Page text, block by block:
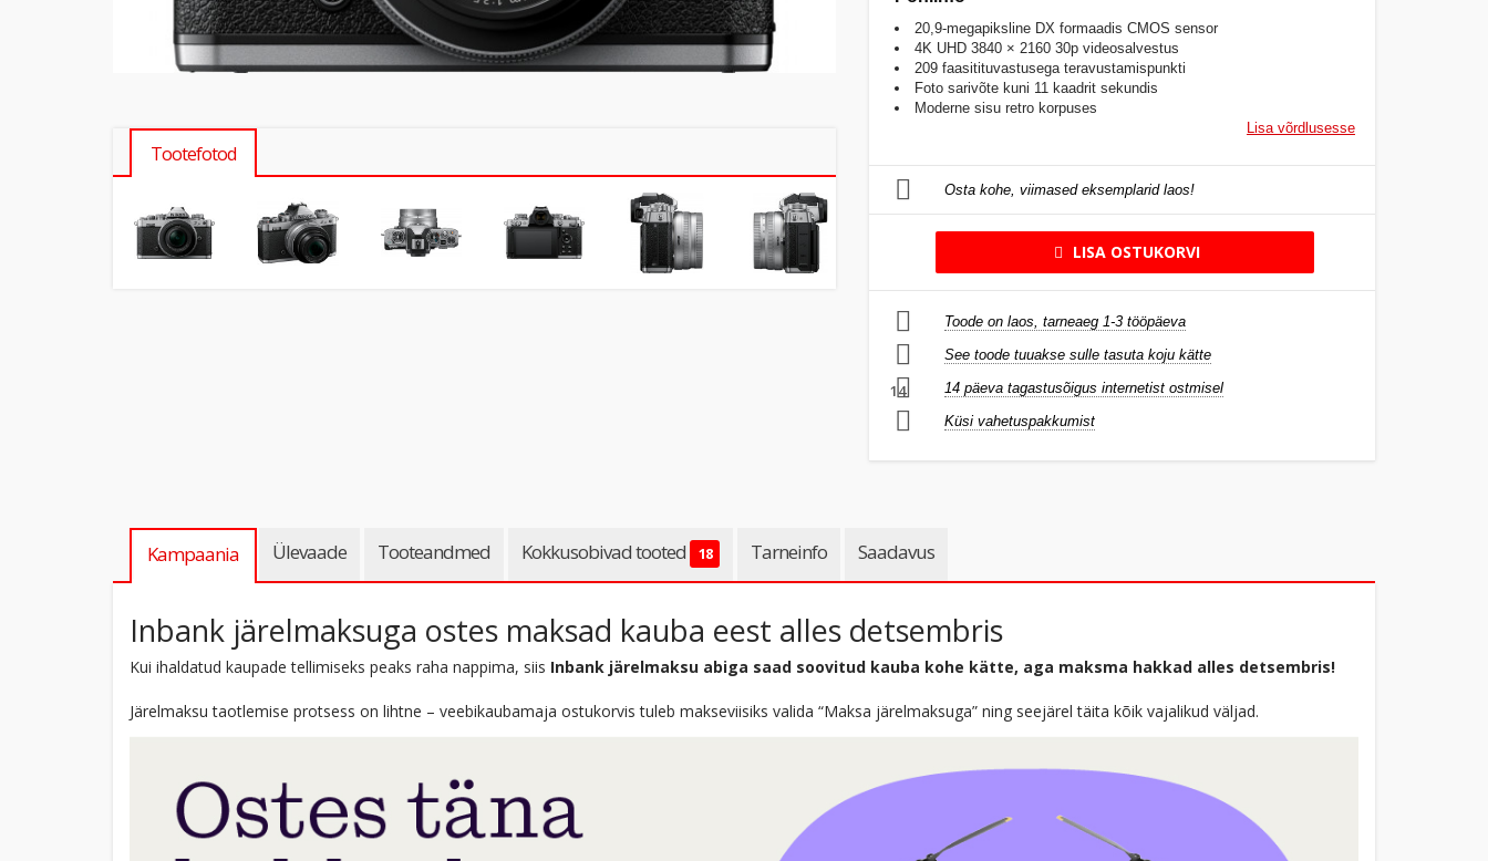
Tootefotod
20,9-megapiksline DX formaadis CMOS sensor
4K UHD 3840 × 2160 30p videosalvestus
209 faasitituvastusega teravustamispunkti
Foto sarivõte kuni 11 kaadrit sekundis
Moderne sisu retro korpuses
Lisa võrdlusesse
Osta kohe, viimased eksemplarid laos!
LISA OSTUKORVI
Toode on laos, tarneaeg 1-3 tööpäeva
See toode tuuakse sulle tasuta koju kätte
14
14 päeva tagastusõigus internetist ostmisel
Küsi vahetuspakkumist
Kampaania Ülevaade Tooteandmed Kokkusobivad tooted 18 Tarneinfo Saadavus
Inbank järelmaksuga ostes maksad kauba eest alles detsembris
Kui ihaldatud kaupade tellimiseks peaks raha nappima, siis Inbank järelmaksu abiga saad soovitud kauba kohe kätte, aga maksma hakkad alles detsembris!
Järelmaksu taotlemise protsess on lihtne – veebikaubamaja ostukorvis tuleb makseviisiks valida “Maksa järelmaksuga” ning seejärel täita kõik vajalikud väljad.